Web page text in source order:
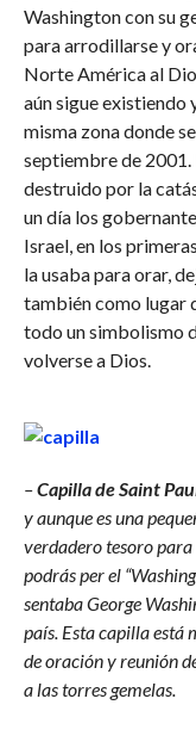
Washington con su
para arrodillarse y
Norte América al
aún sigue existiendo
misma zona donde
septiembre de 2001.
destruido por la
un día los
Israel, en los
la usaba para orar,
también como lugar
todo un simbolismo
volverse a Dios.
–Capilla de Saint
y aunque es una
verdadero tesoro
podrás per el
sentaba George
país. Esta capilla está
de oración y reunión
a las torres gemelas.